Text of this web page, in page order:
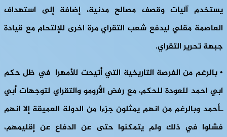
يستخدم آليات وقصف مصالح مدنية، إضافة إلى استهداف
العاصمة مقلي ليدفع شعب التقراي مرة اخرى للإلتحام مع قيادة
جبهة تحرير التقراي.
•بالرغم من الفرصة التاريخية التي أُتيحت للأمهرا في ظل حكم
ابي احمد للعودة للحكم، مع رفض الأرومو والتقراي لتوجهات أبي
ـأحمد وبالرغم من انهم يمثلون جزءا من الدولة العميقة إلا انهم
فشلوا في ذلك ولم يتمكنوا حتى عن الدفاع عن إقليمهم،